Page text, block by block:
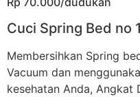
Cuci Spring Bed no 1
Membersihkan Spring
Vacuum dan
kesehatan Anda, Angkat